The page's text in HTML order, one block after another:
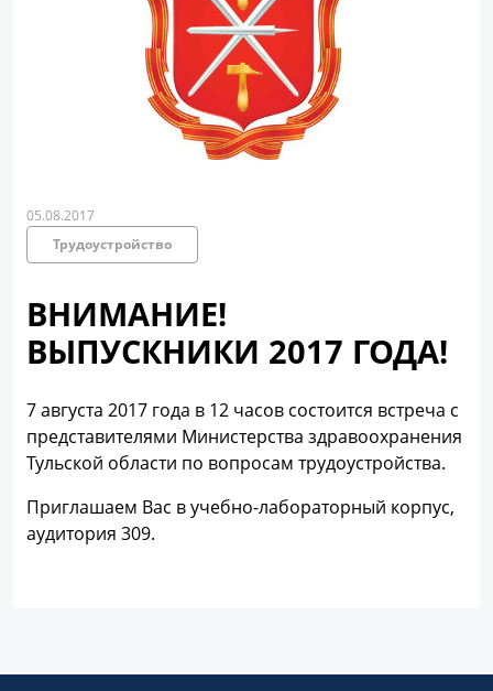
05.08.2017
Трудоустройство
ВНИМАНИЕ!
ВЫПУСКНИКИ 2017 ГОДА!
7 августа 2017 года в 12 часов состоится встреча с
представителями Министерства здравоохранения
Тульской области по вопросам трудоустройства.
Приглашаем Вас в учебно-лабораторный корпус,
аудитория 309.